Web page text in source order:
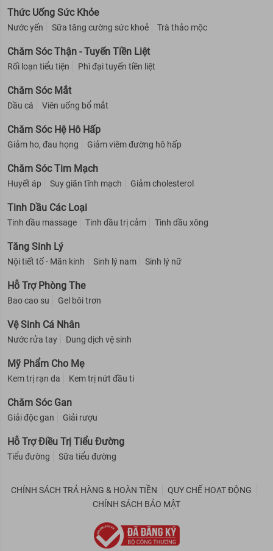
Thức Uống Sức Khỏe
Nước yến Sữa tăng cường sức khoẻ Trà thảo mộc
Chăm Sóc Thận - Tuyến Tiền Liệt
Rối loạn tiểu tiện Phì đại tuyến tiền liệt
Chăm Sóc Mắt
Dầu cá Viên uống bổ mắt
Chăm Sóc Hệ Hô Hấp
Giảm ho, đau họng Giảm viêm đường hô hấp
Chăm Sóc Tim Mạch
Huyết áp Suy giãn tĩnh mạch Giảm cholesterol
Tinh Dầu Các Loại
Tinh dầu massage Tinh dầu trị cảm Tinh dầu xông
Tăng Sinh Lý
Nội tiết tố - Mãn kinh Sinh lý nam Sinh lý nữ
Hỗ Trợ Phòng The
Bao cao su Gel bôi trơn
Vệ Sinh Cá Nhân
Nước rửa tay Dung dịch vệ sinh
Mỹ Phẩm Cho Mẹ
Kem trị rạn da Kem trị nứt đầu ti
Chăm Sóc Gan
Giải độc gan Giải rượu
Hỗ Trợ Điều Trị Tiểu Đường
Tiểu đường Sữa tiểu đường
CHÍNH SÁCH TRẢ HÀNG & HOÀN TIỀN
QUY CHẾ HOẠT ĐỘNG
CHÍNH SÁCH BẢO MẬT